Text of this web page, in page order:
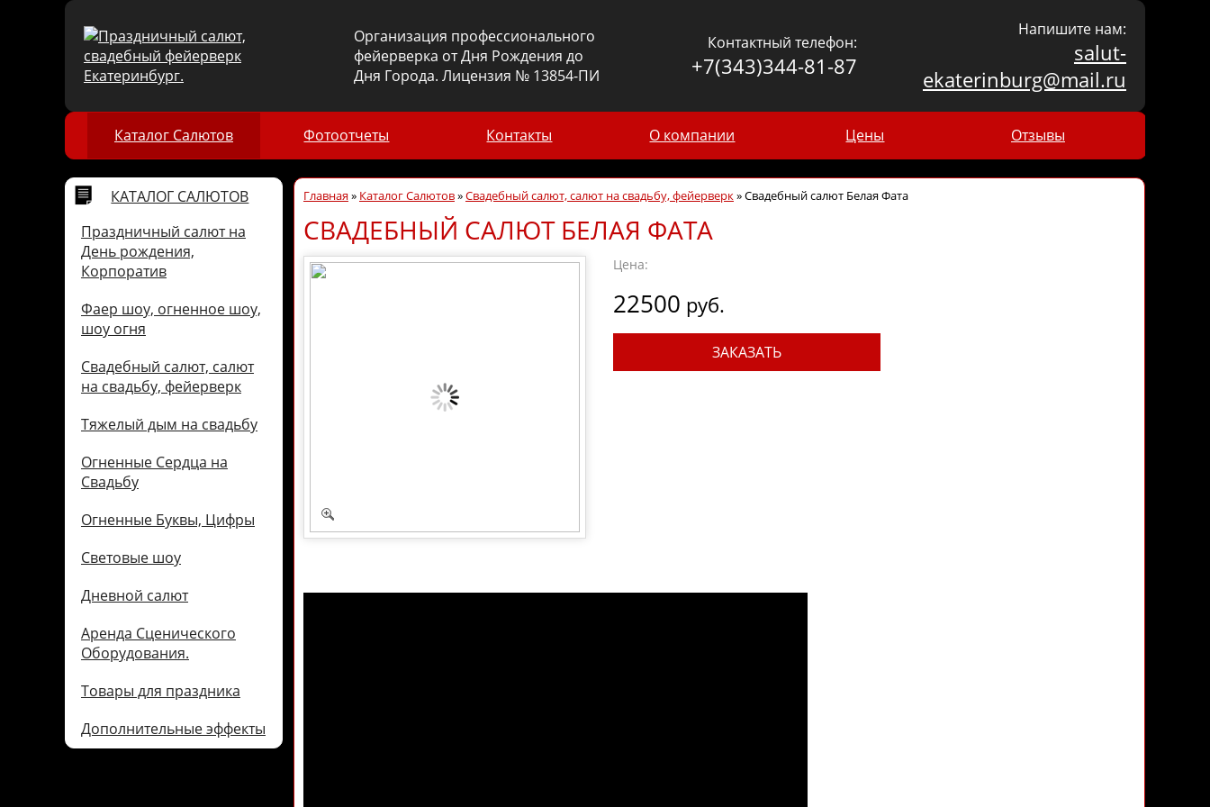
Организация профессионального
фейерверка от Дня Рождения до
Дня Города. Лицензия № 13854-ПИ
Контактный телефон:
+7(343)344-81-87
Напишите нам:
salut-
ekaterinburg@mail.ru
Каталог Салютов Фотоотчеты Контакты О компании Цены Отзывы
КАТАЛОГ САЛЮТОВ
Праздничный салют на
День рождения,
Корпоратив
Фаер шоу, огненное шоу,
шоу огня
Свадебный салют, салют
на свадьбу, фейерверк
Тяжелый дым на свадьбу
Огненные Сердца на
Свадьбу
Огненные Буквы, Цифры
Световые шоу
Дневной салют
Аренда Сценического
Оборудования.
Товары для праздника
Дополнительные эффекты
Главная» Каталог Салютов»Свадебный салют, салют на свадьбу, фейерверк»Свадебный салют Белая Фата
СВАДЕБНЫЙ САЛЮТ БЕЛАЯ ФАТА
Цена:
22500 руб.
ЗАКАЗАТЬ